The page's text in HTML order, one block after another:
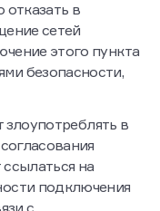
документ
отказать в
сетей
этого пункта
безопасности,
в
на